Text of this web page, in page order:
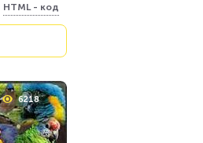
101265
HTML - код
6218